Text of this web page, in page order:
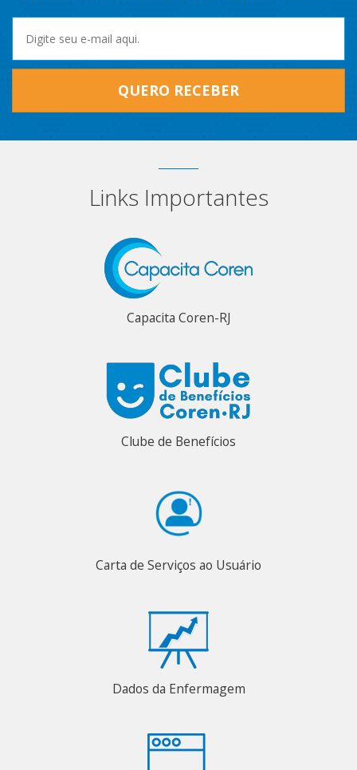
QUERO RECEBER
Links Importantes
Capacita Coren-RJ
Clube de Benefícios
Carta de Serviços ao Usuário
Dados da Enfermagem